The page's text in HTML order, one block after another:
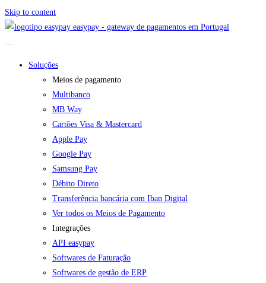
Skip to content
easypay - gateway de pagamentos em Portugal
Soluções
Meios de pagamento
Multibanco
MB Way
Cartões Visa & Mastercard
Apple Pay
Google Pay
Samsung Pay
Débito Direto
Transferência bancária com Iban Digital
Ver todos os Meios de Pagamento
Integrações
API easypay
Softwares de Faturação
Softwares de gestão de ERP